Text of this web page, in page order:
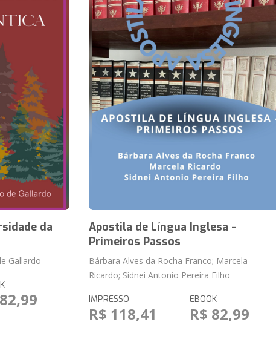
da
Gallardo
Apostila de Língua Inglesa -
Primeiros Passos
Bárbara Alves da Rocha Franco; Marcela
Ricardo; Sidnei Antonio Pereira Filho
IMPRESSO
R$ 118,41
EBOOK
R$ 82,99